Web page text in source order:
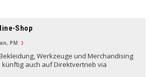
Shop
PM
Werkzeuge und Merchandising
künftig auch auf Direktvertrieb via